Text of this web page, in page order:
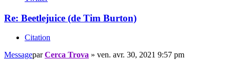
Re: Beetlejuice (de Tim Burton)
Citation
MessageparCerca Trova » ven. avr. 30, 2021 9:57 pm